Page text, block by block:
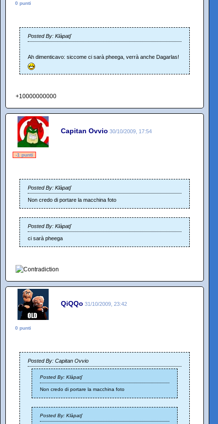
0 punti
Posted By: Klàpatʃ
Ah dimenticavo: siccome ci sarà pheega, verrà anche Dagarlas!
+10000000000
Capitan Ovvio 30/10/2009, 17:54
-1 punti
Posted By: Klàpatʃ
Non credo di portare la macchina foto
Posted By: Klàpatʃ
ci sarà pheega
QiQQo 31/10/2009, 23:42
0 punti
Posted By: Capitan Ovvio
Posted By: Klàpatʃ
Non credo di portare la macchina foto
Posted By: Klàpatʃ